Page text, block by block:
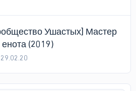
Ушастых] Мастер
(2019)
Д
а
29.02.20